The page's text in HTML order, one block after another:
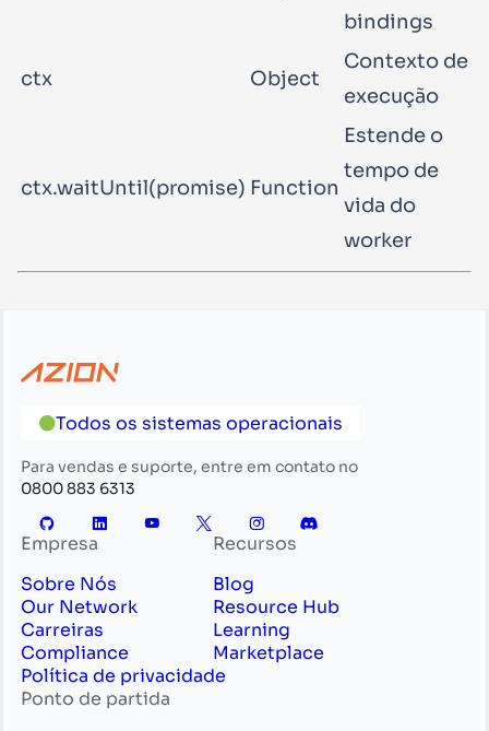
bindings
ctx Object
Contexto de
execução
ctx.waitUntil(promise) Function
Estende o
tempo de
vida do
worker
Todos os sistemas operacionais
Para vendas e suporte, entre em contato no
0800 883 6313
Empresa
Sobre Nós
Our Network
Carreiras
Compliance
Política de privacidade
Recursos
Blog
Resource Hub
Learning
Marketplace
Ponto de partida